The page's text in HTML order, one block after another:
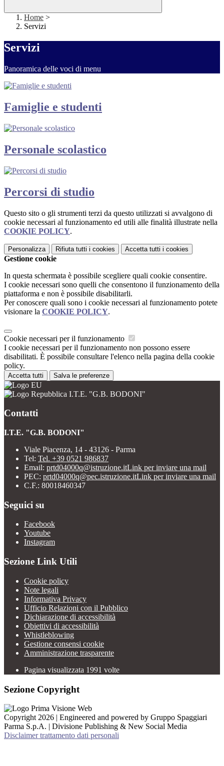
Home >
Servizi
Servizi
Panoramica delle voci di menu
Famiglie e studenti
Personale scolastico
Percorsi di studio
Questo sito o gli strumenti terzi da questo utilizzati si avvalgono di
cookie necessari al funzionamento ed utili alle finalità illustrate nella
COOKIE POLICY.
Personalizza Rifiuta tutti i cookies Accetta tutti i cookies
Gestione cookie
In questa schermata è possibile scegliere quali cookie consentire.
I cookie necessari sono quelli che consentono il funzionamento della
piattaforma e non è possibile disabilitarli.
Per conoscere quali sono i cookie necessari al funzionamento potete
visionare la COOKIE POLICY.
Cookie necessari per il funzionamento
I cookie necessari per il funzionamento non possono essere
disabilitati. È possibile consultare l'elenco nella pagina della cookie
policy.
Accetta tutti Salva le preferenze
I.T.E. "G.B. BODONI"
Contatti
I.T.E. "G.B. BODONI"
Viale Piacenza, 14 - 43126 - Parma
Tel: Tel. +39 0521 986837
Email: prtd04000q@istruzione.itLink per inviare una mail
PEC: prtd04000q@pec.istruzione.itLink per inviare una mail
C.F.: 80018460347
Seguici su
Facebook
Youtube
Instagram
Sezione Link Utili
Cookie policy
Note legali
Informativa Privacy
Ufficio Relazioni con il Pubblico
Dichiarazione di accessibilità
Obiettivi di accessibilità
Whistleblowing
Gestione consensi cookie
Amministrazione trasparente
Pagina visualizzata 1991 volte
Sezione Copyright
Copyright 2026 | Engineered and powered by Gruppo Spaggiari
Parma S.p.A. | Divisione Publishing & New Social Media
Disclaimer trattamento dati personali